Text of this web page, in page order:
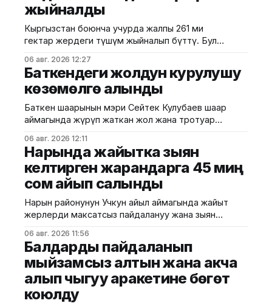
жыйналды
Кыргызстан боюнча учурда жалпы 261 миң
гектар жердеги түшүм жыйналып бүттү. Бул
иштетүү өнөр жайы министрлигинен билдиришти.
Анын ичинен: - 139 миң гектар жерден буудай; - 121
миң гектардан арпа; - 770 гектардан жүгөрү; - 200
Облустар арасында Чүй аймагы эң жогорку
көрсөткүчтү
06 авг. 2026 12:27
Баткендеги жолдун курулушу
көзөмөлгө алынды
Баткен шаарынын мэри Сейтек Кулубаев шаар
аймагында жүрүп жаткан жол жана тротуар
таанышты. Бул тууралуу аталган шаардын мэринин
басма сөз кызматы билдирди. Маалыматка
ылайык, алгач мэр А. Ганиев көчөсүндө курулуп
жаткан тротуардын сапатын жана аткарылып
жаткан иштерди көрүп чыкты. Бул көчөдө эки
тараптуу жалпы узундугу
06 авг. 2026 12:11
Нарында жайытка зыян
келтирген жарандарга 45 миң
сом айып салынды
Нарын районунун Учкун айыл аймагында жайыт
жерлерди максатсыз пайдалануу жана зыян
Айыл чарба министрлигинин басма сөз кызматы
билдирди. Жерди жана сууну көзөмөлдөө боюнча
кызматтын аймактык башкармалыгы жүргүзгөн
текшерүүдө малчылар "Жашыл Учкун"
муниципалдык ишканасы бекиткен тартипти
сактайбай, өрөөндөгү жаздоо жана кыштоо
06 авг. 2026 11:56
Балдарды пайдаланып
мыйзамсыз алтын жана акча
алып чыгуу аракетине бөгөт
коюлду